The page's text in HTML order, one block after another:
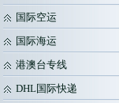
国际空运
国际海运
港澳台专线
DHL国际快递